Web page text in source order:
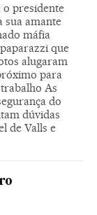
o presidente
sua amante
máfia
que
alugaram
para
As
do
dúvidas
de Valls e